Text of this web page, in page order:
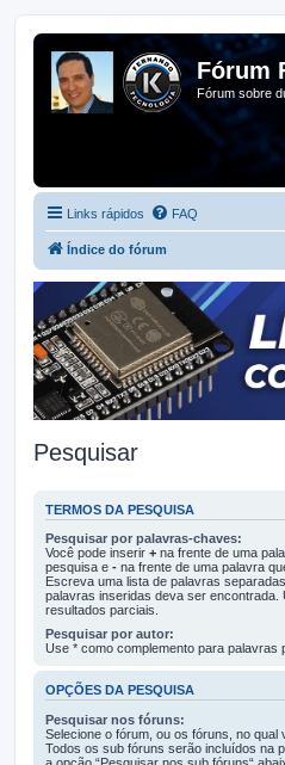
Fórum
Fórum sobre
Links rápidos FAQ
Índice do fórum
Pesquisar
TERMOS DA PESQUISA
Pesquisar por palavras-chaves:
Você pode inserir + na frente de uma
pesquisa e - na frente de uma palavra
Escreva uma lista de palavras
palavras inseridas deva ser encontrada.
resultados parciais.
Pesquisar por autor:
Use * como complemento para palavras
OPÇÕES DA PESQUISA
Pesquisar nos fóruns:
Selecione o fórum, ou os fóruns, no qual
Todos os sub fóruns serão incluídos na